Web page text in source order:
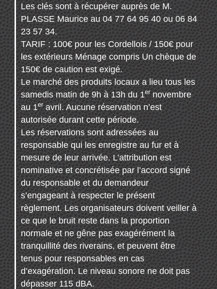
Les clés sont à récupérer auprès de M.
PLASSE Maurice au 04 77 64 95 40 ou 06 84
23 57 34.
TARIF : 100€ pour les Cordellois / 150€ pour
les extérieurs Ménage compris Un chèque de
150€ de caution est exigé.
Le marché des produits locaux a lieu tous les
samedis matin de 9h à 13h du 1ernovembre
au 1eravril. Aucune réservation n’est
autorisée durant cette période.
Les réservations sont adressées au
responsable qui les enregistre au fur et à
mesure de leur arrivée. L’attribution est
nominative et concrétisée par l’accord signé
du responsable et du demandeur
s’engageant à respecter le présent
règlement. Les organisateurs doivent veiller à
ce que le bruit reste dans la proportion
normale et ne gêne pas exagérément la
tranquillité des riverains, et peuvent être
tenus pour responsables en cas
d’exagération. Le niveau sonore ne doit pas
dépasser 115 dBA.